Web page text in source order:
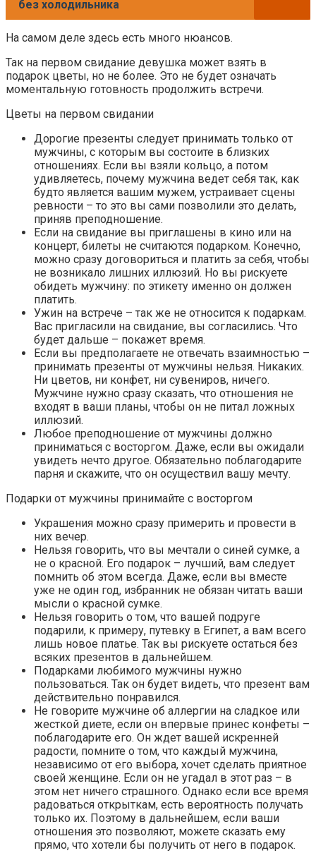
без холодильника
На самом деле здесь есть много нюансов.
Так на первом свидание девушка может взять в
подарок цветы, но не более. Это не будет означать
моментальную готовность продолжить встречи.
Цветы на первом свидании
Дорогие презенты следует принимать только от
мужчины, с которым вы состоите в близких
отношениях. Если вы взяли кольцо, а потом
удивляетесь, почему мужчина ведет себя так, как
будто является вашим мужем, устраивает сцены
ревности – то это вы сами позволили это делать,
приняв преподношение.
Если на свидание вы приглашены в кино или на
концерт, билеты не считаются подарком. Конечно,
можно сразу договориться и платить за себя, чтобы
не возникало лишних иллюзий. Но вы рискуете
обидеть мужчину: по этикету именно он должен
платить.
Ужин на встрече – так же не относится к подаркам.
Вас пригласили на свидание, вы согласились. Что
будет дальше – покажет время.
Если вы предполагаете не отвечать взаимностью –
принимать презенты от мужчины нельзя. Никаких.
Ни цветов, ни конфет, ни сувениров, ничего.
Мужчине нужно сразу сказать, что отношения не
входят в ваши планы, чтобы он не питал ложных
иллюзий.
Любое преподношение от мужчины должно
приниматься с восторгом. Даже, если вы ожидали
увидеть нечто другое. Обязательно поблагодарите
парня и скажите, что он осуществил вашу мечту.
Подарки от мужчины принимайте с восторгом
Украшения можно сразу примерить и провести в
них вечер.
Нельзя говорить, что вы мечтали о синей сумке, а
не о красной. Его подарок – лучший, вам следует
помнить об этом всегда. Даже, если вы вместе
уже не один год, избранник не обязан читать ваши
мысли о красной сумке.
Нельзя говорить о том, что вашей подруге
подарили, к примеру, путевку в Египет, а вам всего
лишь новое платье. Так вы рискуете остаться без
всяких презентов в дальнейшем.
Подарками любимого мужчины нужно
пользоваться. Так он будет видеть, что презент вам
действительно понравился.
Не говорите мужчине об аллергии на сладкое или
жесткой диете, если он впервые принес конфеты –
поблагодарите его. Он ждет вашей искренней
радости, помните о том, что каждый мужчина,
независимо от его выбора, хочет сделать приятное
своей женщине. Если он не угадал в этот раз – в
этом нет ничего страшного. Однако если все время
радоваться открыткам, есть вероятность получать
только их. Поэтому в дальнейшем, если ваши
отношения это позволяют, можете сказать ему
прямо, что хотели бы получить от него в подарок.